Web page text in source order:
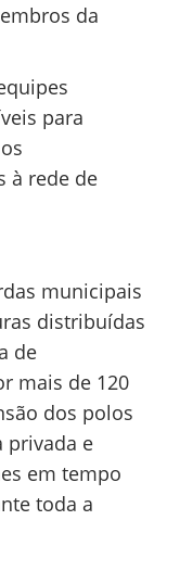
da
para
à rede de
municipais
distribuídas
de
mais de 120
dos polos
privada e
em tempo
toda a